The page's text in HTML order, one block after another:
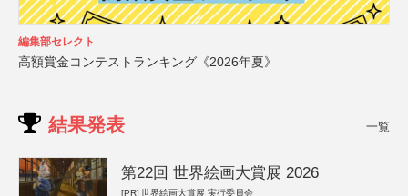
編集部セレクト
高額賞金コンテストランキング《2026年夏》
結果発表 一覧
第22回 世界絵画大賞展 2026
[PR] 世界絵画大賞展 実行委員会